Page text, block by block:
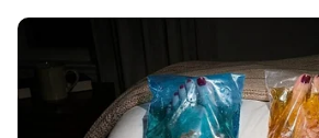
ലക്ഷങ്ങൾ കൂടിയതെങ്ങനെ?'